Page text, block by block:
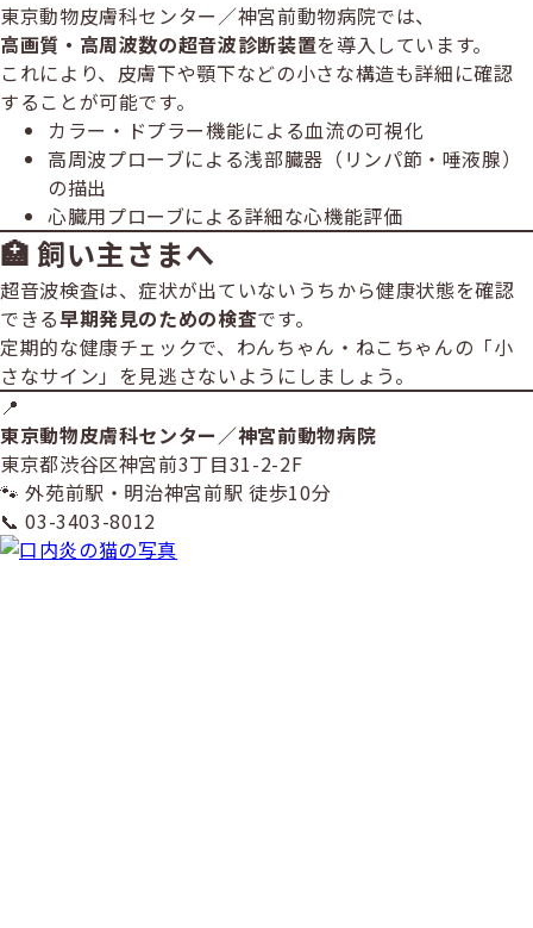
東京動物皮膚科センター／神宮前動物病院では、
高画質・高周波数の超音波診断装置を導入しています。
これにより、皮膚下や顎下などの小さな構造も詳細に確認
することが可能です。
カラー・ドプラー機能による血流の可視化
高周波プローブによる浅部臓器（リンパ節・唾液腺）
の描出
心臓用プローブによる詳細な心機能評価
🏥 飼い主さまへ
超音波検査は、症状が出ていないうちから健康状態を確認
できる早期発見のための検査です。
定期的な健康チェックで、わんちゃん・ねこちゃんの「小
さなサイン」を見逃さないようにしましょう。
📍
東京動物皮膚科センター／神宮前動物病院
東京都渋谷区神宮前3丁目31-2-2F
🐾 外苑前駅・明治神宮前駅 徒歩10分
📞 03-3403-8012